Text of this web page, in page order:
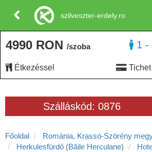
Szálláskód: 0876
Főoldal
Románia, Krassó-Szörény
Herkulesfürdő (Băile Herculane)
4990 RON /szoba
Étkezéssel
1 -
szilveszter-erdely.ro